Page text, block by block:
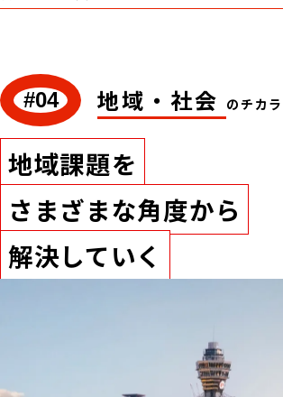
#04 地域・社会 のチカ
地域課題を
さまざまな角度から
解決していく